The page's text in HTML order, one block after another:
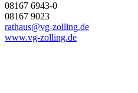
08167 6943-0
08167 9023
rathaus@vg-zolling.de
www.vg-zolling.de